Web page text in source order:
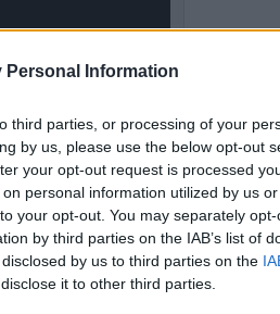
Personal Information
third parties, or processing of your
by us, please use the below opt-out
your opt-out request is processed
personal information utilized by us
your opt-out. You may separately
by third parties on the IAB’s list of
by us to third parties on the
it to other third parties.
a vállát fájlalta,
ki, hogy Martin az 1-
és kiütötte a